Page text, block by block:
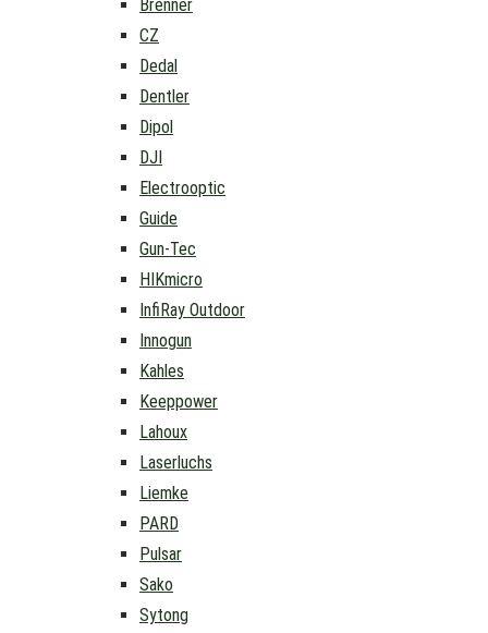
Brenner
CZ
Dedal
Dentler
Dipol
DJI
Electrooptic
Guide
Gun-Tec
HIKmicro
InfiRay Outdoor
Innogun
Kahles
Keeppower
Lahoux
Laserluchs
Liemke
PARD
Pulsar
Sako
Sytong